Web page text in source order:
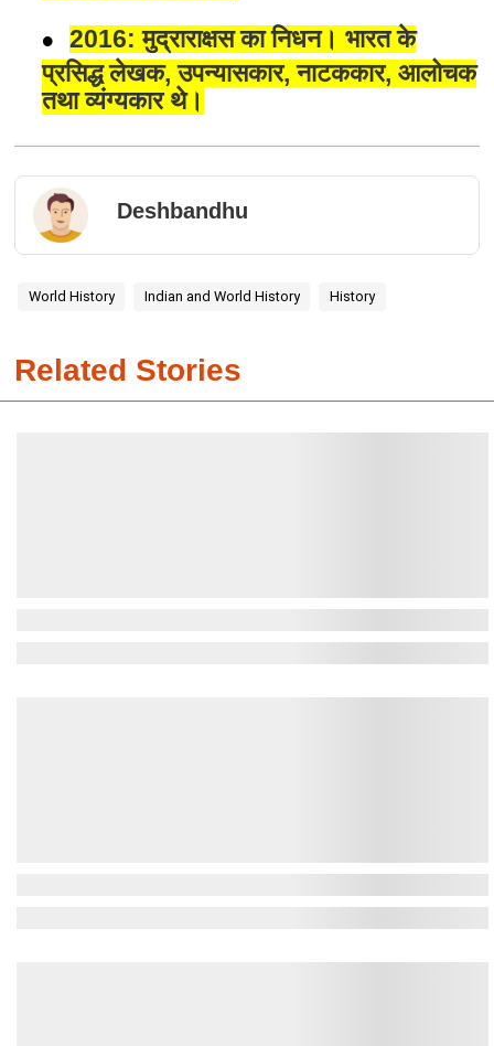
2016: मुद्राराक्षस का निधन। भारत के
प्रसिद्ध लेखक, उपन्यासकार, नाटककार, आलोचक
तथा व्यंग्यकार थे।
Deshbandhu
World History Indian and World History History
Related Stories